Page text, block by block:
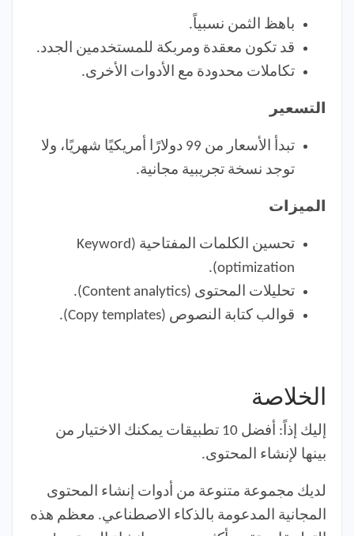
باهظ الثمن نسبياً.
قد تكون معقدة ومربكة للمستخدمين الجدد.
تكاملات محدودة مع الأدوات الأخرى.
التسعير
تبدأ الأسعار من 99 دولارًا أمريكيًا شهريًا، ولا
توجد نسخة تجريبية مجانية.
الميزات
تحسين الكلمات المفتاحية (Keyword
optimization).
تحليلات المحتوى (Content analytics).
قوالب كتابة النصوص (Copy templates).
الخلاصة
إليك إذاً: أفضل 10 تطبيقات يمكنك الاختيار من
بينها لإنشاء المحتوى.
لديك مجموعة متنوعة من أدوات إنشاء المحتوى
المجانية المدعومة بالذكاء الاصطناعي. معظم هذه